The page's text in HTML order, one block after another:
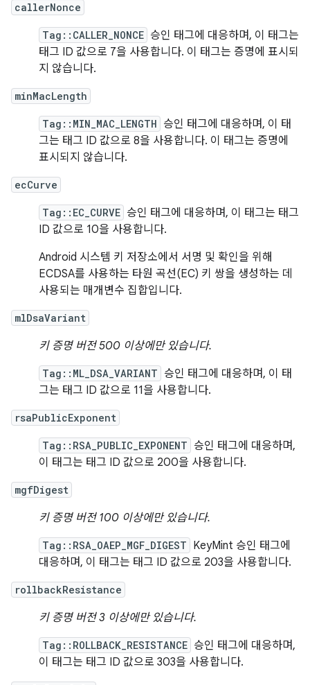
callerNonce
Tag::CALLER_NONCE 승인 태그에 대응하며, 이 태그는
태그 ID 값으로 7을 사용합니다. 이 태그는 증명에 표시되
지 않습니다.
minMacLength
Tag::MIN_MAC_LENGTH 승인 태그에 대응하며, 이 태
그는 태그 ID 값으로 8을 사용합니다. 이 태그는 증명에
표시되지 않습니다.
ecCurve
Tag::EC_CURVE 승인 태그에 대응하며, 이 태그는 태그
ID 값으로 10을 사용합니다.
Android 시스템 키 저장소에서 서명 및 확인을 위해
ECDSA를 사용하는 타원 곡선(EC) 키 쌍을 생성하는 데
사용되는 매개변수 집합입니다.
mlDsaVariant
키 증명 버전 500 이상에만 있습니다.
Tag::ML_DSA_VARIANT 승인 태그에 대응하며, 이 태
그는 태그 ID 값으로 11을 사용합니다.
rsaPublicExponent
Tag::RSA_PUBLIC_EXPONENT 승인 태그에 대응하며,
이 태그는 태그 ID 값으로 200을 사용합니다.
mgfDigest
키 증명 버전 100 이상에만 있습니다.
Tag::RSA_OAEP_MGF_DIGEST KeyMint 승인 태그에
대응하며, 이 태그는 태그 ID 값으로 203을 사용합니다.
rollbackResistance
키 증명 버전 3 이상에만 있습니다.
Tag::ROLLBACK_RESISTANCE 승인 태그에 대응하며,
이 태그는 태그 ID 값으로 303을 사용합니다.